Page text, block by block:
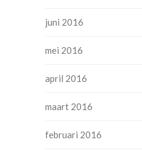
juni 2016
mei 2016
april 2016
maart 2016
februari 2016